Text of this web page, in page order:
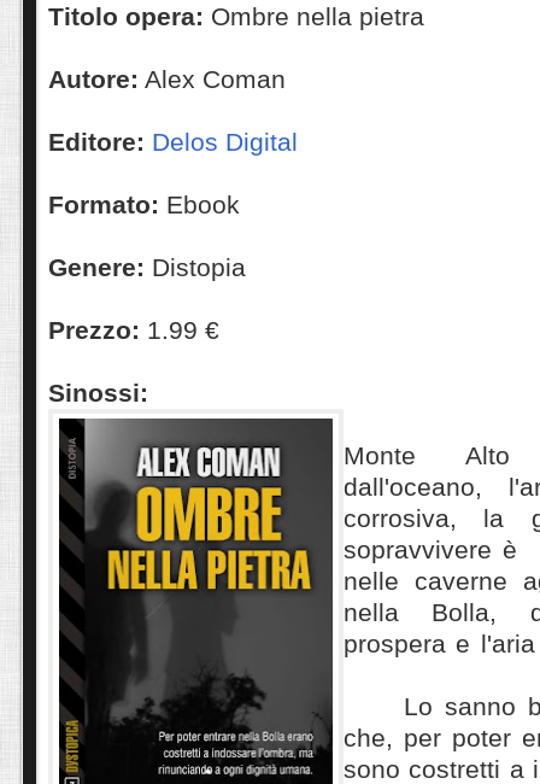
Titolo opera: Ombre nella pietra
Autore: Alex Coman
Editore: Delos Digital
Formato: Ebook
Genere: Distopia
Prezzo: 1.99 €
Sinossi:
Monte Alto
dall'oceano,
corrosiva, la
sopravvivere è
nelle caverne
nella Bolla,
prospera e
Lo sanno
che, per poter
sono costretti a